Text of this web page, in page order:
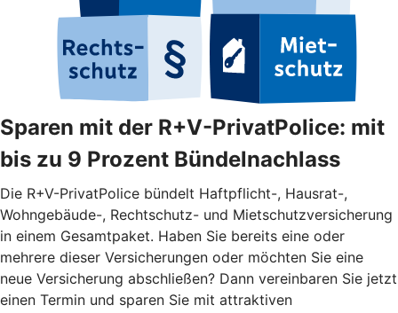
Sparen mit der R+V-PrivatPolice: mit
bis zu 9 Prozent Bündelnachlass
Die R+V-PrivatPolice bündelt Haftpflicht-, Hausrat-,
Wohngebäude-, Rechtschutz- und Mietschutzversicherung
in einem Gesamtpaket. Haben Sie bereits eine oder
mehrere dieser Versicherungen oder möchten Sie eine
neue Versicherung abschließen? Dann vereinbaren Sie jetzt
einen Termin und sparen Sie mit attraktiven